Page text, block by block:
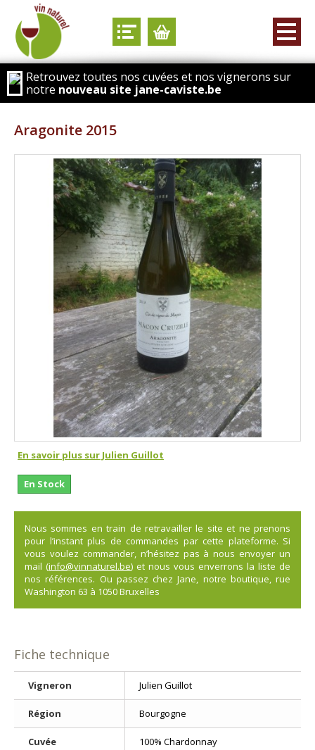
Retrouvez toutes nos cuvées et nos vignerons sur
notre nouveau site jane-caviste.be
Aragonite 2015
En savoir plus sur Julien Guillot
En Stock
Nous sommes en train de retravailler le site et ne prenons
pour l’instant plus de commandes par cette plateforme. Si
vous voulez commander, n’hésitez pas à nous envoyer un
mail (info@vinnaturel.be) et nous vous enverrons la liste de
nos références. Ou passez chez Jane, notre boutique, rue
Washington 63 à 1050 Bruxelles
Fiche technique
Vigneron Julien Guillot
Région Bourgogne
Cuvée 100% Chardonnay